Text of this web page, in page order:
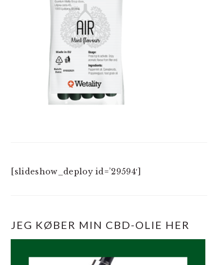
[slideshow_deploy id=’29594′]
JEG KØBER MIN CBD-OLIE HER